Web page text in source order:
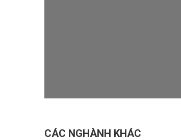
CÁC NGHÀNH KHÁC